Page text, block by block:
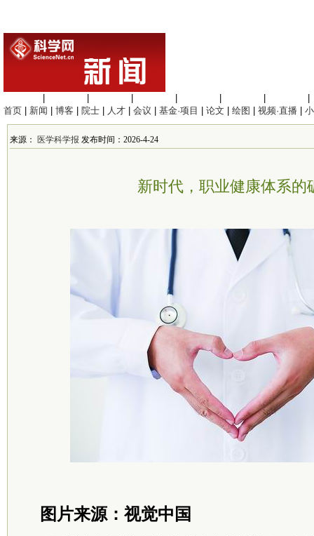
首页
新闻 博客 院士 人才 会议 基金·项目 论文 绘图 视频·直播
来源： 医学科学报 发布时间：2026-4-24
新时代，职业健康体系的
图片来源：视觉中国